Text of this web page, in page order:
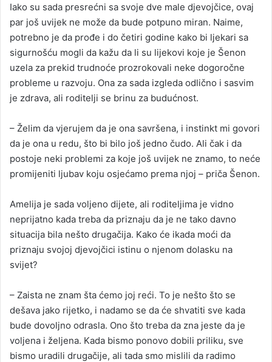
Iako su sada presrećni sa svoje dve male djevojčice, ovaj
par još uvijek ne može da bude potpuno miran. Naime,
potrebno je da prođe i do četiri godine kako bi ljekari sa
sigurnošću mogli da kažu da li su lijekovi koje je Šenon
uzela za prekid trudnoće prozrokovali neke dogoročne
probleme u razvoju. Ona za sada izgleda odlično i sasvim
je zdrava, ali roditelji se brinu za budućnost.
– Želim da vjerujem da je ona savršena, i instinkt mi govori
da je ona u redu, što bi bilo još jedno čudo. Ali čak i da
postoje neki problemi za koje još uvijek ne znamo, to neće
promijeniti ljubav koju osjećamo prema njoj – priča Šenon.
Amelija je sada voljeno dijete, ali roditeljima je vidno
neprijatno kada treba da priznaju da je ne tako davno
situacija bila nešto drugačija. Kako će ikada moći da
priznaju svojoj djevojčici istinu o njenom dolasku na
svijet?
– Zaista ne znam šta ćemo joj reći. To je nešto što se
dešava jako rijetko, i nadamo se da će shvatiti sve kada
bude dovoljno odrasla. Ono što treba da zna jeste da je
voljena i željena. Kada bismo ponovo dobili priliku, sve
bismo uradili drugačije, ali tada smo mislili da radimo